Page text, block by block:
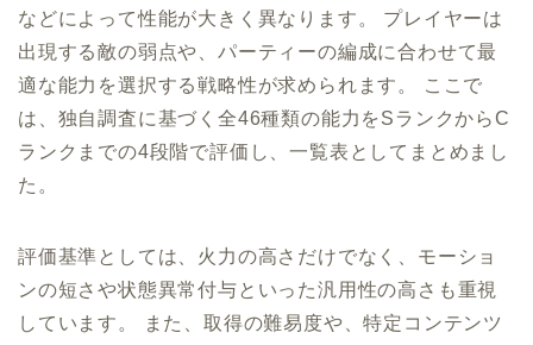
などによって性能が大きく異なります。 プレイヤーは
出現する敵の弱点や、パーティーの編成に合わせて最
適な能力を選択する戦略性が求められます。 ここで
は、独自調査に基づく全46種類の能力をSランクからC
ランクまでの4段階で評価し、一覧表としてまとめまし
た。
評価基準としては、火力の高さだけでなく、モーショ
ンの短さや状態異常付与といった汎用性の高さも重視
しています。 また、取得の難易度や、特定コンテンツ